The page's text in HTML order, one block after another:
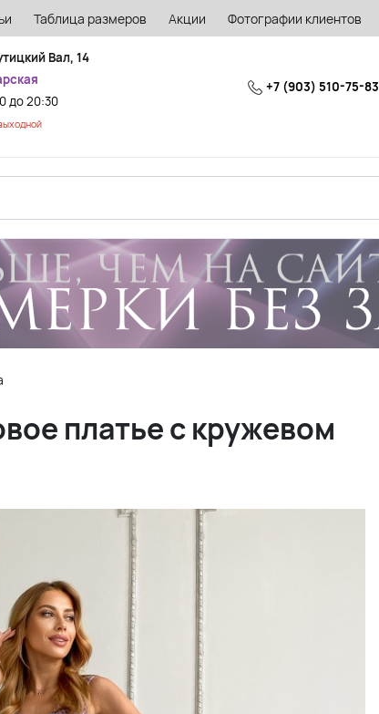
Таблица размеров Акции Фотографии клиентов
Вал, 14
до 20:30
+7 (903) 510-75-83
платье с кружевом